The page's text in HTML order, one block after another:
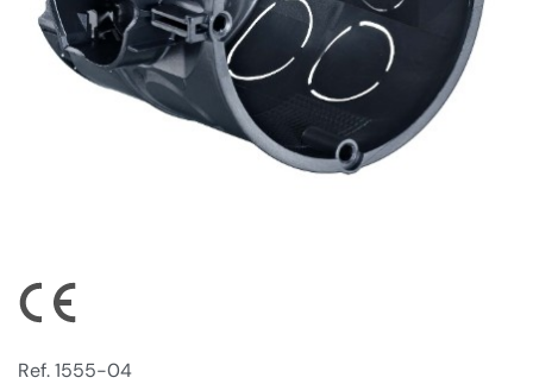
Ref. 1555-04